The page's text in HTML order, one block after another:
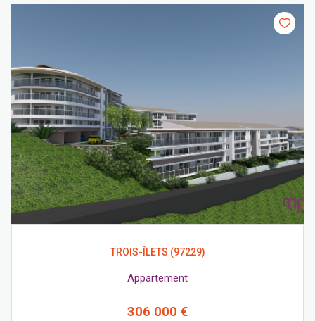
TROIS-ÎLETS (97229)
Appartement
306 000 €